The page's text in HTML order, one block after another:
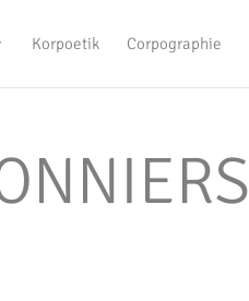
Korpoetik Corpographie